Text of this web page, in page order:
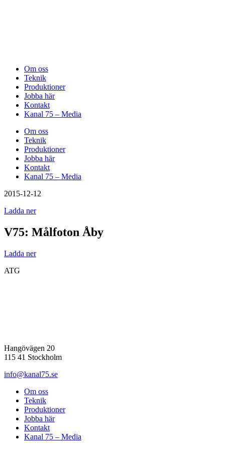
Om oss
Teknik
Produktioner
Jobba här
Kontakt
Kanal 75 – Media
Om oss
Teknik
Produktioner
Jobba här
Kontakt
Kanal 75 – Media
2015-12-12
Ladda ner
V75: Målfoton Åby
Ladda ner
ATG
Hangövägen 20
115 41 Stockholm
info@kanal75.se
Om oss
Teknik
Produktioner
Jobba här
Kontakt
Kanal 75 – Media